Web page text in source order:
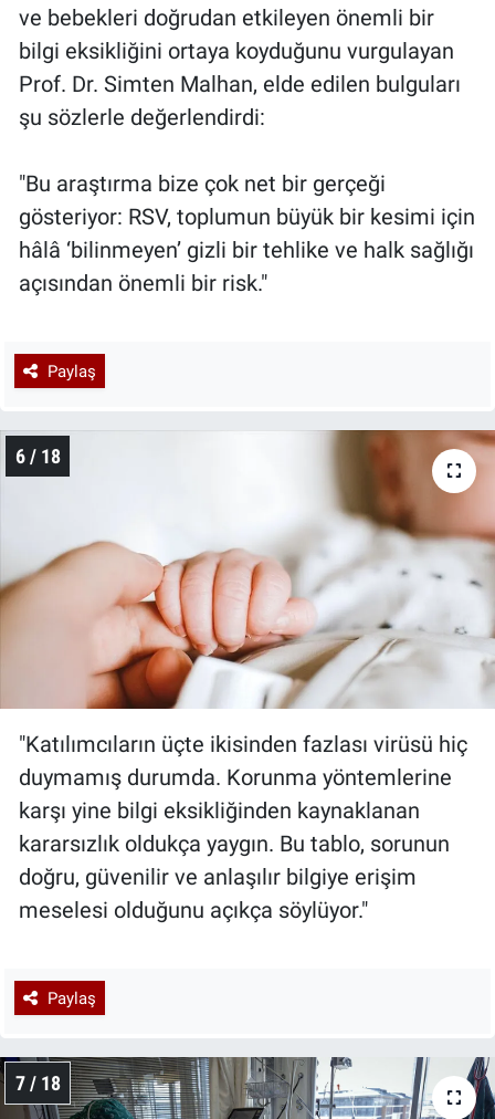
ve bebekleri doğrudan etkileyen önemli bir
bilgi eksikliğini ortaya koyduğunu vurgulayan
Prof. Dr. Simten Malhan, elde edilen bulguları
şu sözlerle değerlendirdi:
"Bu araştırma bize çok net bir gerçeği
gösteriyor: RSV, toplumun büyük bir kesimi için
hâlâ ‘bilinmeyen’ gizli bir tehlike ve halk sağlığı
açısından önemli bir risk."
Paylaş
6 / 18
"Katılımcıların üçte ikisinden fazlası virüsü hiç
duymamış durumda. Korunma yöntemlerine
karşı yine bilgi eksikliğinden kaynaklanan
kararsızlık oldukça yaygın. Bu tablo, sorunun
doğru, güvenilir ve anlaşılır bilgiye erişim
meselesi olduğunu açıkça söylüyor."
Paylaş
7 / 18